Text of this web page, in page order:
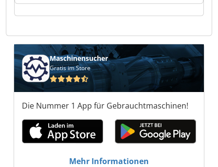
Soermel Group Soermel Group Soermel Group
Soermel Group Soermel Group
Maschinensucher
Gratis im Store
Die Nummer 1 App für Gebrauchtmaschinen!
Mehr Informationen